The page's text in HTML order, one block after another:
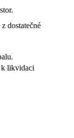
dostatečné
k likvidaci